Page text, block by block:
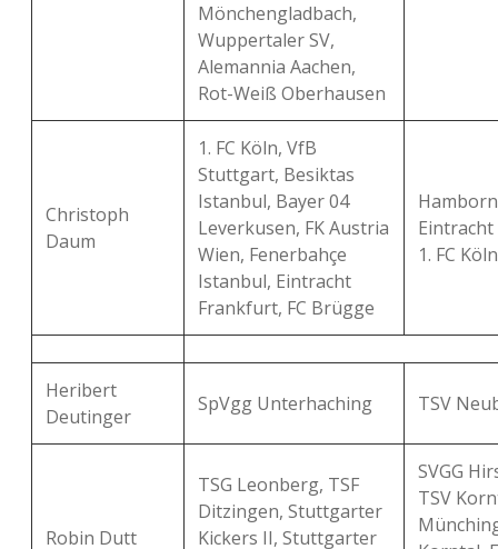
Mönchengladbach,
Wuppertaler SV,
Alemannia Aachen,
Rot-Weiß Oberhausen
Christoph
Daum
1. FC Köln, VfB
Stuttgart, Besiktas
Istanbul, Bayer 04
Leverkusen, FK Austria
Wien, Fenerbahçe
Istanbul, Eintracht
Frankfurt, FC Brügge
1. FC
Heribert
Deutinger
SpVgg Unterhaching TSV
Robin Dutt
TSG Leonberg, TSF
Ditzingen, Stuttgarter
Kickers II, Stuttgarter
SVGG
TSV